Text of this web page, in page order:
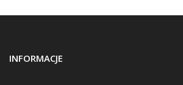
INFORMACJE